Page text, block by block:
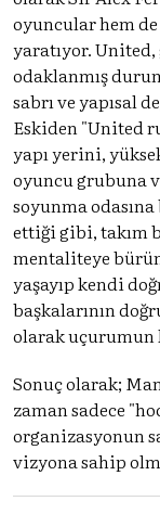
oyuncular hem
yaratıyor.
odaklanmış
sabrı ve yapısal
Eskiden "United
yapı yerini,
oyuncu grubuna
soyunma
ettiği gibi, takım
mentaliteye
yaşayıp kendi
başkalarının
olarak uçurumun
Sonuç olarak;
zaman sadece
organizasyonun
vizyona sahip